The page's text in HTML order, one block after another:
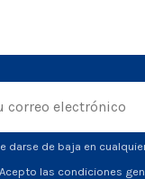
darse de baja en
Acepto las condiciones